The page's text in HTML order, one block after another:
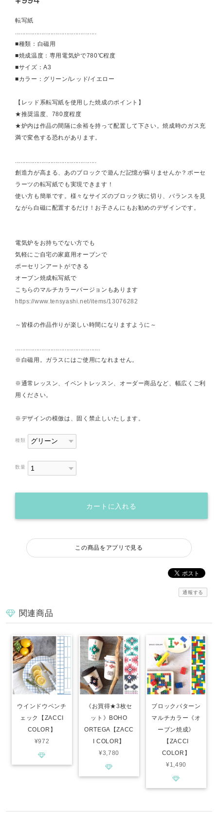
転写紙
..............................................
■種類：白磁用
■焼成温度：専用電気炉で780℃程度
■サイズ：A3
■カラー：グリーン/レッド/イエロー
【レッド系転写紙を使用した焼成のポイント】
★推奨温度、780度程度
★炉内は作品の間隔に余裕を持って配置して下さい。焼成時のガス充
満で変色する恐れがあります。
..............................................
創造力が高まる、あのブロックで遊んだ記憶が蘇りませんか？ポーセ
ラーツの転写紙でも実現できます！
使い方も簡単です。様々なサイズのブロック状に切り、バランスを見
ながら白磁に配置するだけ！お子さんにもお勧めのデザインです。
電気炉をお持ちでない方でも
気軽にご自宅の家庭用オーブンで
ポーセリンアートができる
オーブン焼成転写紙で
こちらのマルチカラーバージョンもあります
https://www.tensyashi.net/items/13076282
～皆様の作品作りが楽しい時間になりますように～
................................................
※白磁用。ガラスにはご使用になれません。
※通常レッスン、イベントレッスン、オーダー商品など、幅広くご利
用ください。
※デザインの模倣は、固く禁止しいたします。
種類
数量
カートに入れる
この商品をアプリで見る
通報する
関連商品
ウインドウペンチ
ェック【ZACCI
COLOR】
¥972
《お買得★3枚セ
ット》BOHO
ORTEGA【ZACC
I COLOR】
¥3,780
ブロックパターン
マルチカラー《オ
ーブン焼成》
【ZACCI
COLOR】
¥1,490